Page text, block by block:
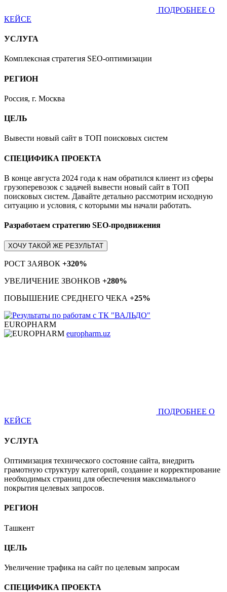
ПОДРОБНЕЕ О
КЕЙСЕ
УСЛУГА
Комплексная стратегия SEO-оптимизации
РЕГИОН
Россия, г. Москва
ЦЕЛЬ
Вывести новый сайт в ТОП поисковых систем
СПЕЦИФИКА ПРОЕКТА
В конце августа 2024 года к нам обратился клиент из сферы
грузоперевозок с задачей вывести новый сайт в ТОП
поисковых систем. Давайте детально рассмотрим исходную
ситуацию и условия, с которыми мы начали работать.
Разработаем стратегию SEO-продвижения
ХОЧУ ТАКОЙ ЖЕ РЕЗУЛЬТАТ
РОСТ ЗАЯВОК +320%
УВЕЛИЧЕНИЕ ЗВОНКОВ +280%
ПОВЫШЕНИЕ СРЕДНЕГО ЧЕКА +25%
EUROPHARM
europharm.uz
ПОДРОБНЕЕ О
КЕЙСЕ
УСЛУГА
Оптимизация технического состояние сайта, внедрить
грамотную структуру категорий, создание и корректирование
необходимых страниц для обеспечения максимального
покрытия целевых запросов.
РЕГИОН
Ташкент
ЦЕЛЬ
Увеличение трафика на сайт по целевым запросам
СПЕЦИФИКА ПРОЕКТА